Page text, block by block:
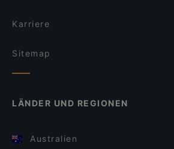
Karriere
Sitemap
LÄNDER UND REGIONEN
Australien